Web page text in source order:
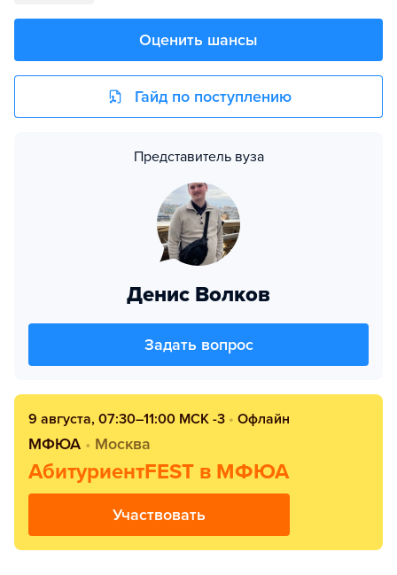
Оценить шансы
Гайд по поступлению
Представитель вуза
Денис Волков
Задать вопрос
9 августа, 07:30–11:00 МСК -3 • Офлайн
МФЮА • Москва
АбитуриентFEST в МФЮА
Участвовать